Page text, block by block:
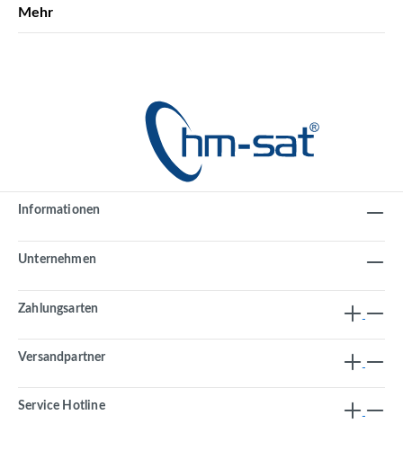
Mehr
Informationen
Unternehmen
Zahlungsarten
Versandpartner
Service Hotline